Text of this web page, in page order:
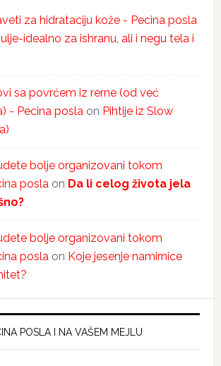
za hidrataciju kože - Pecina posla
idealno za ishranu, ali i negu tela i
sa povrćem iz rerne (od već
- Pecina poslaon Pihtije iz Slow
bolje organizovani tokom
poslaon Da li celog života jela
bolje organizovani tokom
poslaon Koje jesenje namirnice
POSLA I NA VAŠEM MEJLU